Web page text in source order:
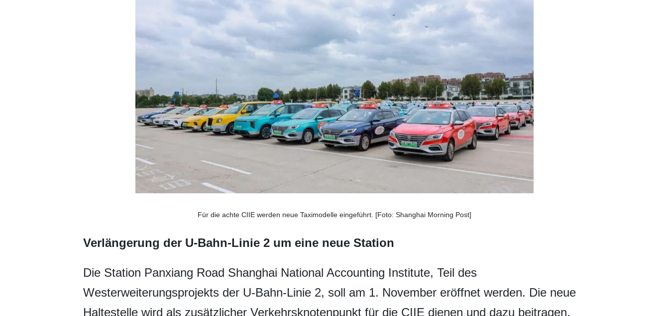
Für die achte CIIE werden neue Taximodelle eingeführt. [Foto: Shanghai Morning Post]
Verlängerung der U-Bahn-Linie 2 um eine neue Station
Die Station Panxiang Road Shanghai National Accounting Institute, Teil des
Westerweiterungsprojekts der U-Bahn-Linie 2, soll am 1. November eröffnet werden. Die neue
Haltestelle wird als zusätzlicher Verkehrsknotenpunkt für die CIIE dienen und dazu beitragen,